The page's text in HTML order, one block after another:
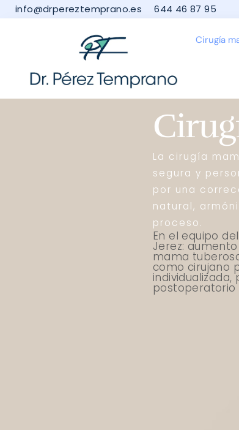
info@drpereztemprano.es 644 46 87 95
Cirugía
La cirugía
segura y
por una
natural,
proceso.
En el equipo
Jerez:
mama
como cirujano
postoperatorio